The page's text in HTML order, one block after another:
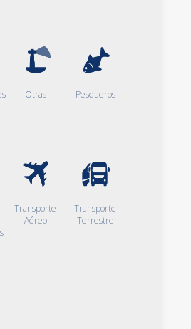
Otras Pesqueros
Transporte
Aéreo
Transporte
Terrestre